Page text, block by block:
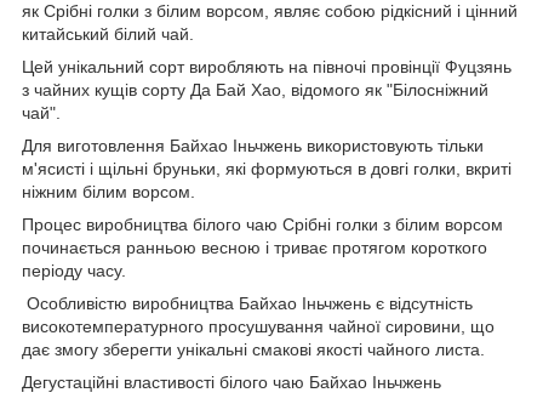
як Срібні голки з білим ворсом, являє собою рідкісний і цінний
китайський білий чай.
Цей унікальний сорт виробляють на півночі провінції Фуцзянь
з чайних кущів сорту Да Бай Хао, відомого як "Білосніжний
чай".
Для виготовлення Байхао Іньчжень використовують тільки
м'ясисті і щільні бруньки, які формуються в довгі голки, вкриті
ніжним білим ворсом.
Процес виробництва білого чаю Срібні голки з білим ворсом
починається ранньою весною і триває протягом короткого
періоду часу.
Особливістю виробництва Байхао Іньчжень є відсутність
високотемпературного просушування чайної сировини, що
дає змогу зберегти унікальні смакові якості чайного листа.
Дегустаційні властивості білого чаю Байхао Іньчжень